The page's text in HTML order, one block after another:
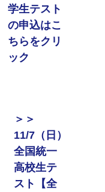
学生テスト
の申込はこ
ちらをクリ
ック
＞＞
11/7（日）
全国統一
高校生テ
スト【全